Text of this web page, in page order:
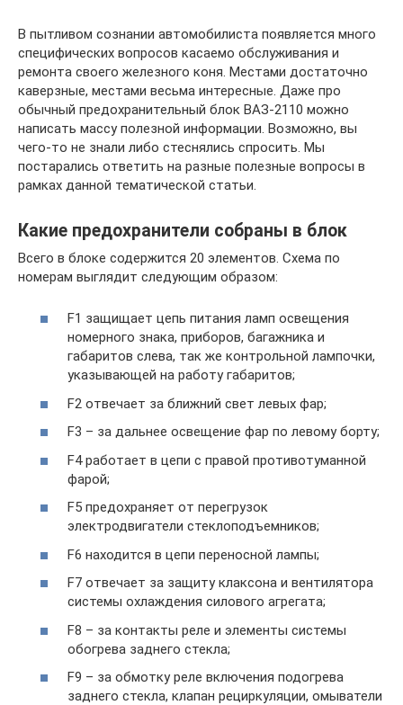
В пытливом сознании автомобилиста появляется много
специфических вопросов касаемо обслуживания и
ремонта своего железного коня. Местами достаточно
каверзные, местами весьма интересные. Даже про
обычный предохранительный блок ВАЗ-2110 можно
написать массу полезной информации. Возможно, вы
чего-то не знали либо стеснялись спросить. Мы
постарались ответить на разные полезные вопросы в
рамках данной тематической статьи.
Какие предохранители собраны в блок
Всего в блоке содержится 20 элементов. Схема по
номерам выглядит следующим образом:
F1 защищает цепь питания ламп освещения
номерного знака, приборов, багажника и
габаритов слева, так же контрольной лампочки,
указывающей на работу габаритов;
F2 отвечает за ближний свет левых фар;
F3 – за дальнее освещение фар по левому борту;
F4 работает в цепи с правой противотуманной
фарой;
F5 предохраняет от перегрузок
электродвигатели стеклоподъемников;
F6 находится в цепи переносной лампы;
F7 отвечает за защиту клаксона и вентилятора
системы охлаждения силового агрегата;
F8 – за контакты реле и элементы системы
обогрева заднего стекла;
F9 – за обмотку реле включения подогрева
заднего стекла, клапан рециркуляции, омыватели